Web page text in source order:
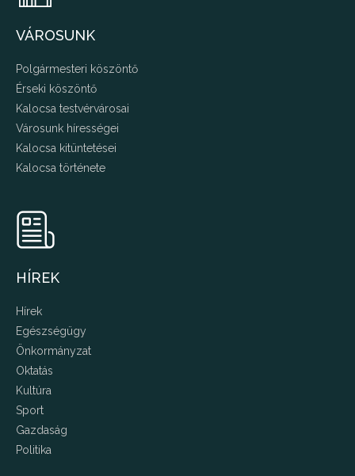
VÁROSUNK
Polgármesteri köszöntő
Érseki köszöntő
Kalocsa testvérvárosai
Városunk hírességei
Kalocsa kitüntetései
Kalocsa története
HÍREK
Hírek
Egészségügy
Önkormányzat
Oktatás
Kultúra
Sport
Gazdaság
Politika